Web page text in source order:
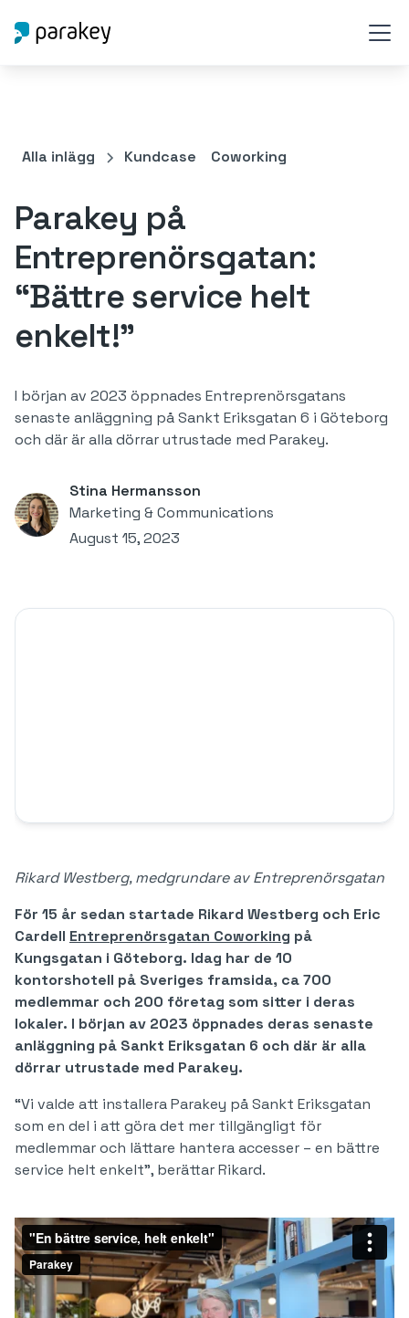
Alla inlägg Kundcase Coworking
Parakey på
Entreprenörsgatan:
“Bättre service helt
enkelt!”
I början av 2023 öppnades Entreprenörsgatans
senaste anläggning på Sankt Eriksgatan 6 i Göteborg
och där är alla dörrar utrustade med Parakey.
Stina Hermansson
Marketing & Communications
August 15, 2023
Rikard Westberg, medgrundare av Entreprenörsgatan
För 15 år sedan startade Rikard Westberg och Eric
Cardell Entreprenörsgatan Coworking på
Kungsgatan i Göteborg. Idag har de 10
kontorshotell på Sveriges framsida, ca 700
medlemmar och 200 företag som sitter i deras
lokaler. I början av 2023 öppnades deras senaste
anläggning på Sankt Eriksgatan 6 och där är alla
dörrar utrustade med Parakey.
“Vi valde att installera Parakey på Sankt Eriksgatan
som en del i att göra det mer tillgängligt för
medlemmar och lättare hantera accesser – en bättre
service helt enkelt”, berättar Rikard.